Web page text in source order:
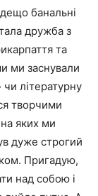
банальні
дружба з
та
ми заснували
літературну
творчими
яких ми
дуже строгий
Пригадую,
над собою і